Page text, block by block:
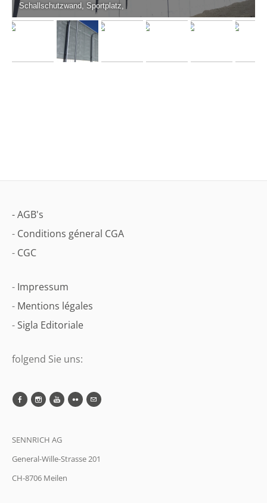
Schallschutzwand, Sportplatz,
- AGB's
- Conditions géneral CGA
- CGC
- Impressum
- Mentions légales
-Sigla Editoriale
folgend Sie uns:
SENNRICH AG
General-Wille-Strasse 201
CH-8706 Meilen